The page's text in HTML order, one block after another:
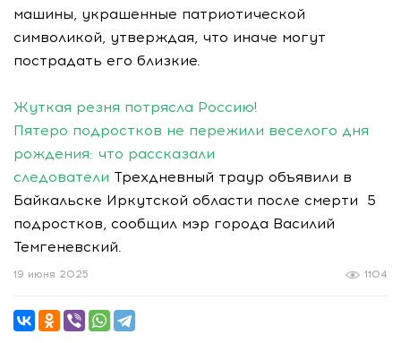
машины, украшенные патриотической
символикой, утверждая, что иначе могут
пострадать его близкие.
Жуткая резня потрясла Россию!
Пятеро подростков не пережили веселого дня
рождения: что рассказали
следователи Трехдневный траур объявили в
Байкальске Иркутской области после смерти 5
подростков, сообщил мэр города Василий
Темгеневский.
1104
19 июня 2025